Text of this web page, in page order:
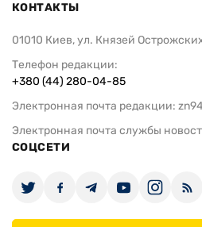
КОНТАКТЫ
01010 Киев, ул. Князей
Телефон редакции:
+380 (44) 280-04-85
Электронная почта редакции:
Электронная почта службы
СОЦСЕТИ